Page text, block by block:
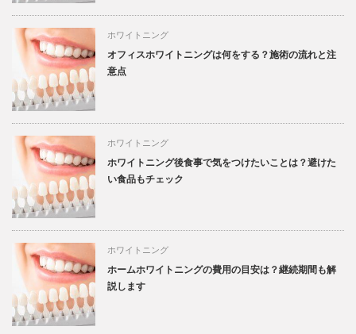
ホワイトニング
オフィスホワイトニングは何をする？施術の流れと注
意点
ホワイトニング
ホワイトニング後食事で気をつけたいことは？避けた
い食品もチェック
ホワイトニング
ホームホワイトニングの費用の目安は？継続期間も解
説します